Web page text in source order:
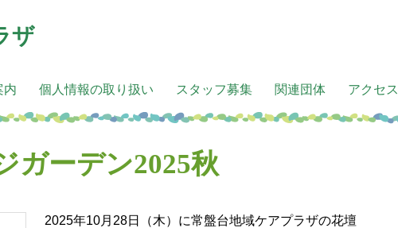
ザ
内 個人情報の取り扱い スタッフ募集 関連団体 アクセス
ガーデン2025秋
2025年10月28日（木）に常盤台地域ケアプラザの花壇